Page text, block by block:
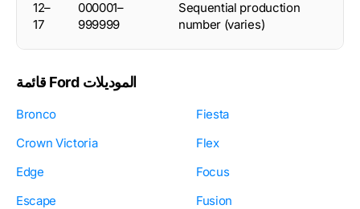
12–
17
000001–
999999
Sequential production
number (varies)
قائمة Ford الموديلات
Bronco
Crown Victoria
Edge
Escape
Fiesta
Flex
Focus
Fusion